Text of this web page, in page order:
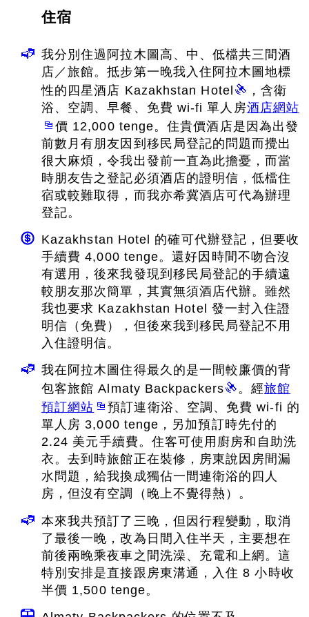
住宿
我分別住過阿拉木圖高、中、低檔共三間酒
店／旅館。抵步第一晚我入住阿拉木圖地標
性的四星酒店 Kazakhstan Hotel
，含衛
浴、空調、早餐、免費 wi-fi 單人房酒店網站
價 12,000 tenge。住貴價酒店是因為出發
前數月有朋友因到移民局登記的問題而攪出
很大麻煩，令我出發前一直為此擔憂，而當
時朋友告之登記必須酒店的證明信，低檔住
宿或較難取得，而我亦希冀酒店可代為辦理
登記。
Kazakhstan Hotel 的確可代辦登記，但要收
手續費 4,000 tenge。還好因時間不吻合沒
有選用，後來我發現到移民局登記的手續遠
較朋友那次簡單，其實無須酒店代辦。雖然
我也要求 Kazakhstan Hotel 發一封入住證
明信（免費），但後來我到移民局登記不用
入住證明信。
我在阿拉木圖住得最久的是一間較廉價的背
包客旅館 Almaty Backpackers
。經旅館
預訂網站
預訂連衛浴、空調、免費 wi-fi 的
單人房 3,000 tenge，另加預訂時先付的
2.24 美元手續費。住客可使用廚房和自助洗
衣。去到時旅館正在裝修，房東說因房間漏
水問題，給我換成獨佔一間連衛浴的四人
房，但沒有空調（晚上不覺得熱）。
本來我共預訂了三晚，但因行程變動，取消
了最後一晚，改為日間入住半天，主要想在
前後兩晚乘夜車之間洗澡、充電和上網。這
特別安排是直接跟房東溝通，入住 8 小時收
半價 1,500 tenge。